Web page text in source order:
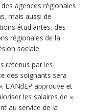
agences régionales
mais aussi de
étudiantes, des
régionales de la
sociale.
retenus par les
des soignants sera
. L’ANdEP approuve et
les salaires de «
au service de la